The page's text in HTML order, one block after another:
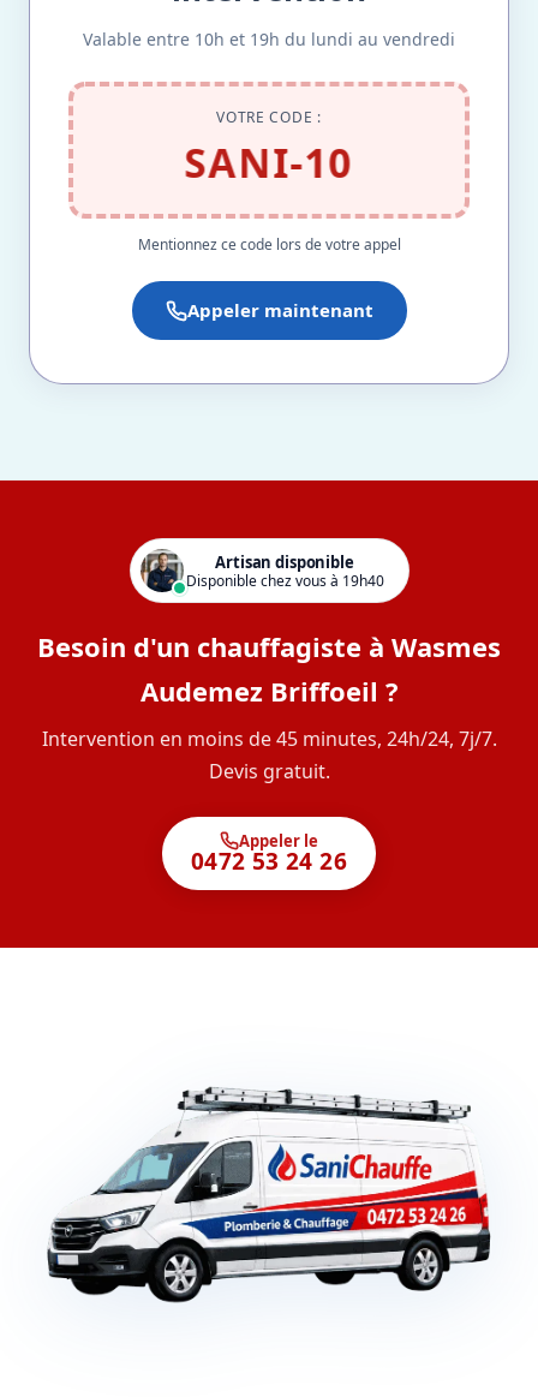
Valable entre 10h et 19h du lundi au vendredi
VOTRE CODE :
SANI-10
Mentionnez ce code lors de votre appel
Appeler maintenant
Artisan disponible
Disponible chez vous à 19h40
Besoin d'un chauffagiste à Wasmes
Audemez Briffoeil ?
Intervention en moins de 45 minutes, 24h/24, 7j/7.
Devis gratuit.
Appeler le
0472 53 24 26